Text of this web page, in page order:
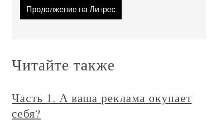
Продолжение на Литрес
Читайте также
Часть 1. А ваша реклама окупает
себя?